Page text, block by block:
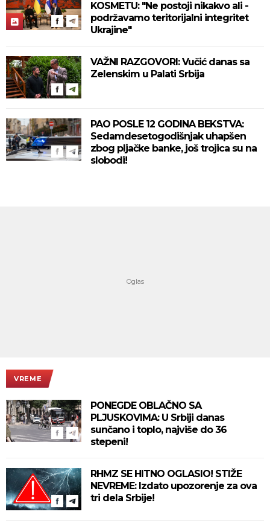
KOSMETU: "Ne postoji nikakvo ali -
podržavamo teritorijalni integritet
Ukrajine"
VAŽNI RAZGOVORI: Vučić danas sa
Zelenskim u Palati Srbija
PAO POSLE 12 GODINA BEKSTVA:
Sedamdesetogodišnjak uhapšen
zbog pljačke banke, još trojica su na
slobodi!
VREME
PONEGDE OBLAČNO SA
PLJUSKOVIMA: U Srbiji danas
sunčano i toplo, najviše do 36
stepeni!
RHMZ SE HITNO OGLASIO! STIŽE
NEVREME: Izdato upozorenje za ova
tri dela Srbije!